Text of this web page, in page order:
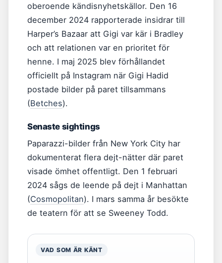
oberoende kändisnyhetskällor. Den 16
december 2024 rapporterade insidrar till
Harper’s Bazaar att Gigi var kär i Bradley
och att relationen var en prioritet för
henne. I maj 2025 blev förhållandet
officiellt på Instagram när Gigi Hadid
postade bilder på paret tillsammans
(Betches).
Senaste sightings
Paparazzi-bilder från New York City har
dokumenterat flera dejt-nätter där paret
visade ömhet offentligt. Den 1 februari
2024 sågs de leende på dejt i Manhattan
(Cosmopolitan). I mars samma år besökte
de teatern för att se Sweeney Todd.
VAD SOM ÄR KÄNT